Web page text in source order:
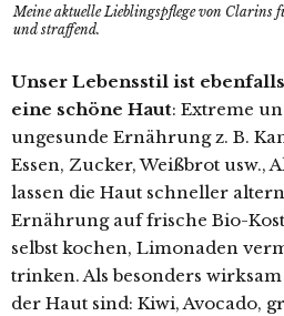
Meine aktuelle Lieblingspflege von Clarins
und straffend.
Unser Lebensstil ist
eine schöne Haut: Extreme
ungesunde Ernährung z. B.
Essen, Zucker, Weißbrot usw.,
lassen die Haut schneller
Ernährung auf frische Bio-
selbst kochen, Limonaden
trinken. Als besonders
der Haut sind: Kiwi, Avocado,